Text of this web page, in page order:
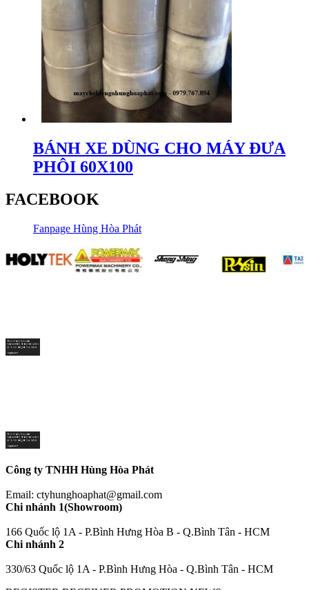
BÁNH XE DÙNG CHO MÁY ĐƯA
PHÔI 60X100
FACEBOOK
Fanpage Hùng Hòa Phát
Công ty TNHH Hùng Hòa Phát
Email: ctyhunghoaphat@gmail.com
Chi nhánh 1(Showroom)
166 Quốc lộ 1A - P.Bình Hưng Hòa B - Q.Bình Tân - HCM
Chi nhánh 2
330/63 Quốc lộ 1A - P.Bình Hưng Hòa - Q.Bình Tân - HCM